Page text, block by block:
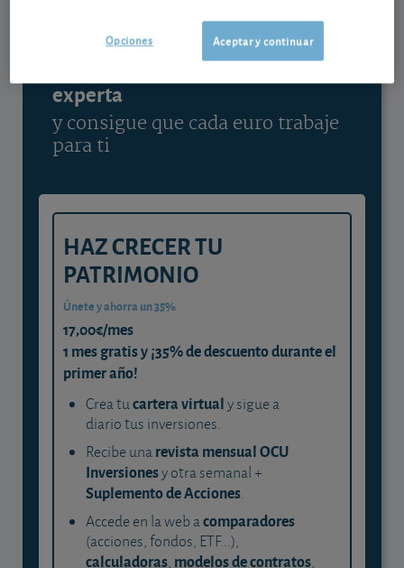
experta
y consigue que cada euro trabaje
para ti
HAZ CRECER TU
PATRIMONIO
Únete y ahorra un 35%
17,00€/mes
1 mes gratis y ¡35% de descuento durante el
primer año!
Crea tucartera virtualy sigue a
diario tus inversiones.
Recibe unarevista mensual OCU
Inversionesy otra semanal +
Suplemento de Acciones.
Accede en la web acomparadores
(acciones, fondos, ETF...),
calculadoras, modelos de contratos,
Aceptar y continuar
Opciones